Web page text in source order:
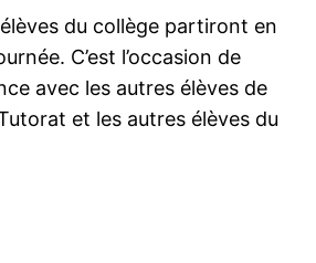
élèves du collège partiront en
C’est l’occasion de
avec les autres élèves de
et les autres élèves du